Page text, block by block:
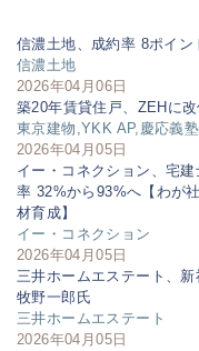
信濃土地、成約率 8ポイン
信濃土地
2026年04月06日
築20年賃貸住戸、ZEHに改
東京建物,YKK AP,慶応義
2026年04月05日
イー・コネクション、宅建
率 32%から93%へ【わが
材育成】
イー・コネクション
2026年04月05日
三井ホームエステート、新
牧野一郎氏
三井ホームエステート
2026年04月05日